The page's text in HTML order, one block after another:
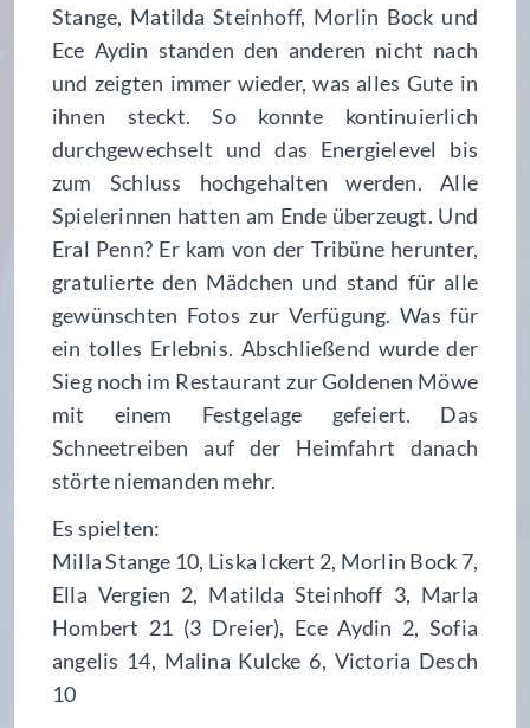
Stange, Matilda Steinhoff, Morlin Bock und
Ece Aydin standen den anderen nicht nach
und zeigten immer wieder, was alles Gute in
ihnen steckt. So konnte kontinuierlich
durchgewechselt und das Energielevel bis
zum Schluss hochgehalten werden. Alle
Spielerinnen hatten am Ende überzeugt. Und
Eral Penn? Er kam von der Tribüne herunter,
gratulierte den Mädchen und stand für alle
gewünschten Fotos zur Verfügung. Was für
ein tolles Erlebnis. Abschließend wurde der
Sieg noch im Restaurant zur Goldenen Möwe
mit einem Festgelage gefeiert. Das
Schneetreiben auf der Heimfahrt danach
störte niemanden mehr.
Es spielten:
Milla Stange 10, Liska Ickert 2, Morlin Bock 7,
Ella Vergien 2, Matilda Steinhoff 3, Marla
Hombert 21 (3 Dreier), Ece Aydin 2, Sofia
angelis 14, Malina Kulcke 6, Victoria Desch
10